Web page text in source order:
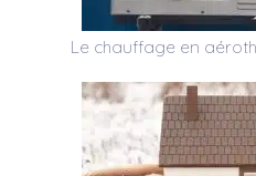
Le chauffage en